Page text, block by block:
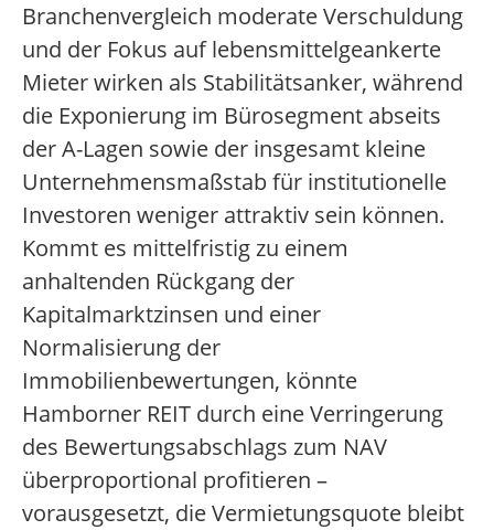
Branchenvergleich moderate Verschuldung
und der Fokus auf lebensmittelgeankerte
Mieter wirken als Stabilitätsanker, während
die Exponierung im Bürosegment abseits
der A-Lagen sowie der insgesamt kleine
Unternehmensmaßstab für institutionelle
Investoren weniger attraktiv sein können.
Kommt es mittelfristig zu einem
anhaltenden Rückgang der
Kapitalmarktzinsen und einer
Normalisierung der
Immobilienbewertungen, könnte
Hamborner REIT durch eine Verringerung
des Bewertungsabschlags zum NAV
überproportional profitieren –
vorausgesetzt, die Vermietungsquote bleibt